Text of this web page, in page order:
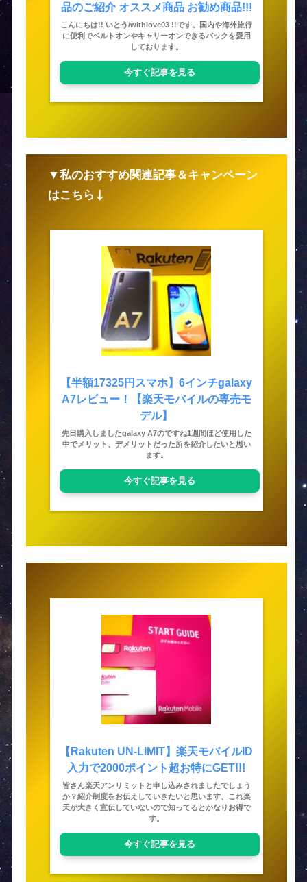
品のご紹介 オススメ商品 お勧め商品!!!
こんにちは!! いとう/withlove03 !!です。国内や海外旅行
に便利でベルトオンやキャリーオンできるバックを愛用
しております。
今すぐ記事を見る
▼私のおすすめ関連記事＆キャンペーン
はこちら↓
【半額17325円スマホ】6インチgalaxy
A7レビュー！【楽天モバイルの専売モ
デル】
先日購入しましたgalaxy A7のですね1週間ほど使用した
中でメリット、デメリットだった所を紹介したいと思い
ます。
今すぐ記事を見る
【Rakuten UN-LIMIT】楽天モバイルID
入力で2000ポイント超お特にGET!!!
皆さん楽天アンリミットと申し込みされましたでしょう
か？紹介制度をお伝えしていきたいと思います、これ楽
天が大きく宣伝していないので知ってるとかなりお得で
す。
今すぐ記事を見る